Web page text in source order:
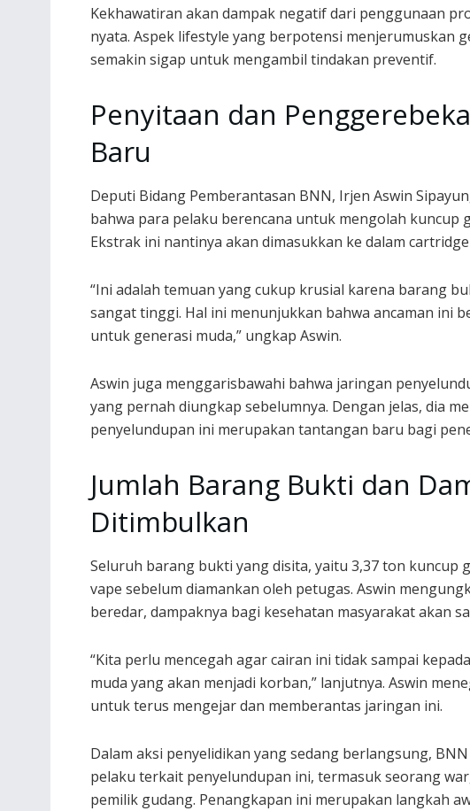
Kekhawatiran akan dampak negatif dari penggunaan
nyata. Aspek lifestyle yang berpotensi menjerumuskan
semakin sigap untuk mengambil tindakan preventif.
Penyitaan dan
Baru
Deputi Bidang Pemberantasan BNN, Irjen Aswin
bahwa para pelaku berencana untuk mengolah kuncup
Ekstrak ini nantinya akan dimasukkan ke dalam
“Ini adalah temuan yang cukup krusial karena barang
sangat tinggi. Hal ini menunjukkan bahwa ancaman ini
untuk generasi muda,” ungkap Aswin.
Aswin juga menggarisbawahi bahwa jaringan
yang pernah diungkap sebelumnya. Dengan jelas, dia
penyelundupan ini merupakan tantangan baru bagi
Jumlah Barang Bukti dan
Ditimbulkan
Seluruh barang bukti yang disita, yaitu 3,37 ton kuncup
vape sebelum diamankan oleh petugas. Aswin
beredar, dampaknya bagi kesehatan masyarakat akan
“Kita perlu mencegah agar cairan ini tidak sampai
muda yang akan menjadi korban,” lanjutnya. Aswin
untuk terus mengejar dan memberantas jaringan ini.
Dalam aksi penyelidikan yang sedang berlangsung,
pelaku terkait penyelundupan ini, termasuk seorang
pemilik gudang. Penangkapan ini merupakan langkah